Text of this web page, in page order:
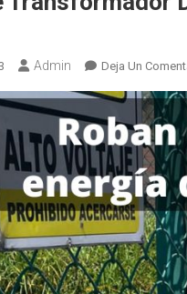
Admin Deja Un